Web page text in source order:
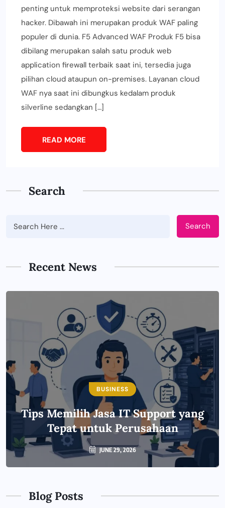
penting untuk memproteksi website dari serangan
hacker. Dibawah ini merupakan produk WAF paling
populer di dunia. F5 Advanced WAF Produk F5 bisa
dibilang merupakan salah satu produk web
application firewall terbaik saat ini, tersedia juga
pilihan cloud ataupun on-premises. Layanan cloud
WAF nya saat ini dibungkus kedalam produk
silverline sedangkan […]
READ MORE
Search
Search
Recent News
BUSINESS
Tips Memilih Jasa IT Support yang
Tepat untuk Perusahaan
JUNE 29, 2026
Blog Posts